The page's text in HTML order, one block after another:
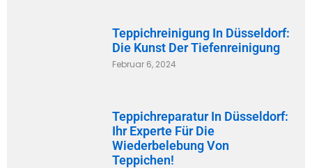
Teppichreinigung In Düsseldorf:
Die Kunst Der Tiefenreinigung
Februar 6, 2024
Teppichreparatur In Düsseldorf:
Ihr Experte Für Die
Wiederbelebung Von
Teppichen!